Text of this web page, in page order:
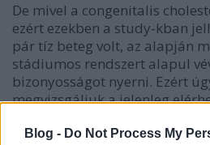
Blog - Do Not Process My
De mivel a congenitalis
ezért ezekben a study-kban
pár tíz beteg volt, az alapján
stádiumos rendszert alapul
bizonyosságot nyerni. Ezért
megvizsgáljuk a jelenleg
metaanalízist. Hála